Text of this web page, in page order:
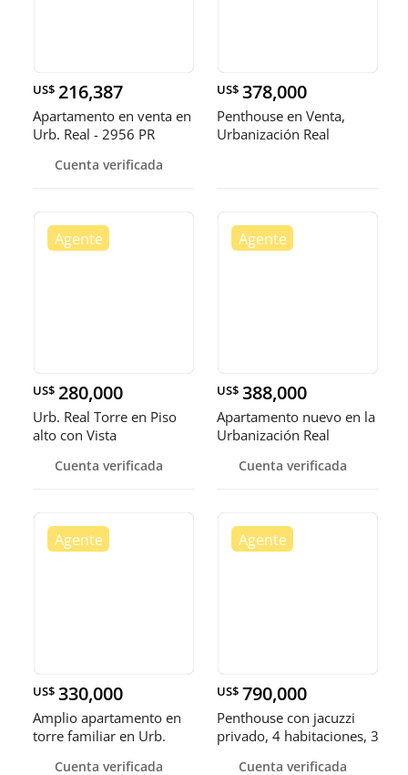
US$ 216,387
Apartamento en venta en
Urb. Real - 2956 PR
Cuenta verificada
US$ 378,000
Penthouse en Venta,
Urbanización Real
US$ 280,000
Urb. Real Torre en Piso
alto con Vista
sociales imponentes
Cuenta verificada
US$ 388,000
Apartamento nuevo en la
Urbanización Real
Cuenta verificada
US$ 330,000
Amplio apartamento en
torre familiar en Urb.
Cuenta verificada
US$ 790,000
Penthouse con jacuzzi
privado, 4 habitaciones, 3
Cuenta verificada